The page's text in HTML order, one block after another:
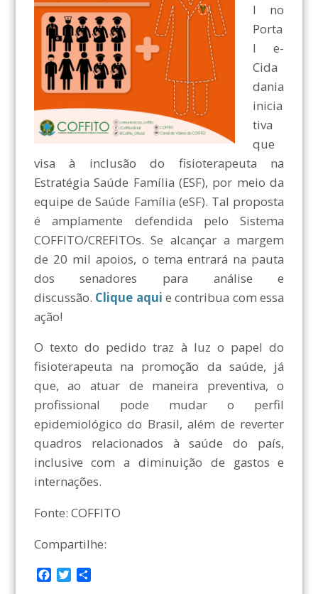
l no
Porta
l e-
Cida
dania
inicia
tiva
que
visa à inclusão do fisioterapeuta na
Estratégia Saúde Família (ESF), por meio da
equipe de Saúde Família (eSF). Tal proposta
é amplamente defendida pelo Sistema
COFFITO/CREFITOs. Se alcançar a margem
de 20 mil apoios, o tema entrará na pauta
dos senadores para análise e
discussão. Clique aqui e contribua com essa
ação!
O texto do pedido traz à luz o papel do
fisioterapeuta na promoção da saúde, já
que, ao atuar de maneira preventiva, o
profissional pode mudar o perfil
epidemiológico do Brasil, além de reverter
quadros relacionados à saúde do país,
inclusive com a diminuição de gastos e
internações.
Fonte: COFFITO
Compartilhe:
F
T
C